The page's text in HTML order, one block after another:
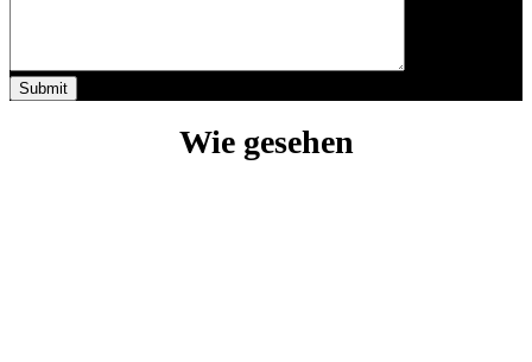
Wie gesehen